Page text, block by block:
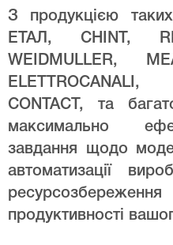
З продукцією
ЕТАЛ, CHINT,
WEIDMULLER,
CONTACT, та
максимально
завдання щодо
автоматизації
продуктивності